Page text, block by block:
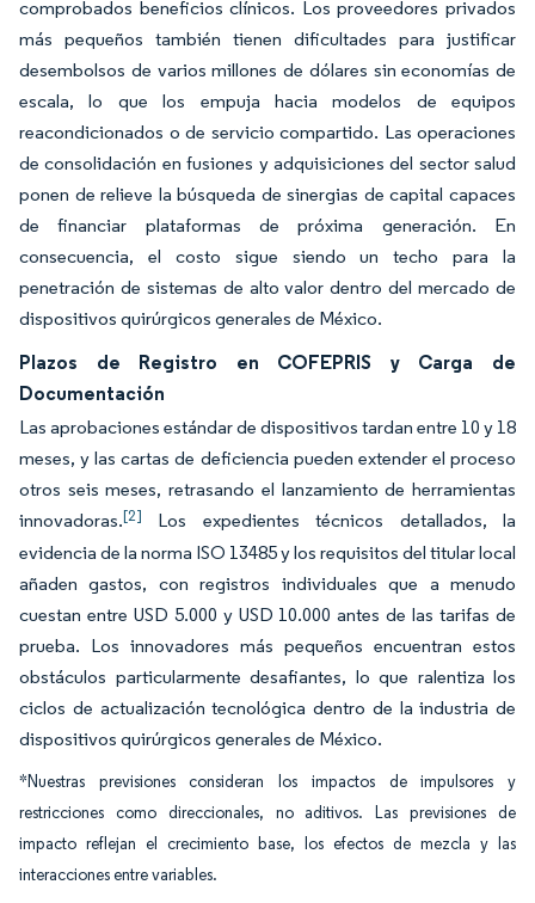
comprobados beneficios clínicos. Los proveedores privados
más pequeños también tienen dificultades para justificar
desembolsos de varios millones de dólares sin economías de
escala, lo que los empuja hacia modelos de equipos
reacondicionados o de servicio compartido. Las operaciones
de consolidación en fusiones y adquisiciones del sector salud
ponen de relieve la búsqueda de sinergias de capital capaces
de financiar plataformas de próxima generación. En
consecuencia, el costo sigue siendo un techo para la
penetración de sistemas de alto valor dentro del mercado de
dispositivos quirúrgicos generales de México.
Plazos de Registro en COFEPRIS y Carga de
Documentación
Las aprobaciones estándar de dispositivos tardan entre 10 y 18
meses, y las cartas de deficiencia pueden extender el proceso
otros seis meses, retrasando el lanzamiento de herramientas
innovadoras.[2]
Los expedientes técnicos detallados, la
evidencia de la norma ISO 13485 y los requisitos del titular local
añaden gastos, con registros individuales que a menudo
cuestan entre USD 5.000 y USD 10.000 antes de las tarifas de
prueba. Los innovadores más pequeños encuentran estos
obstáculos particularmente desafiantes, lo que ralentiza los
ciclos de actualización tecnológica dentro de la industria de
dispositivos quirúrgicos generales de México.
*Nuestras previsiones consideran los impactos de impulsores y
restricciones como direccionales, no aditivos. Las previsiones de
impacto reflejan el crecimiento base, los efectos de mezcla y las
interacciones entre variables.